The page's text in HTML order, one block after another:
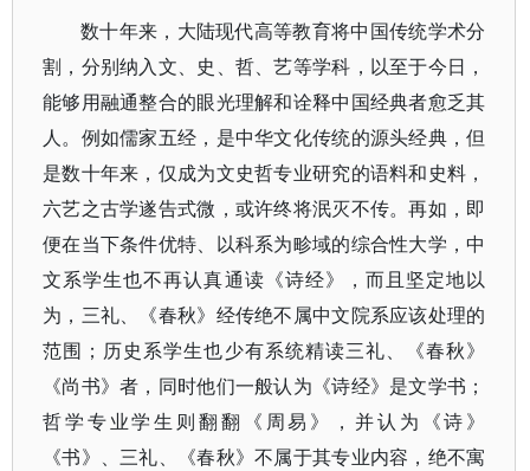
数十年来，大陆现代高等教育将中国传统学术分
割，分别纳入文、史、哲、艺等学科，以至于今日，
能够用融通整合的眼光理解和诠释中国经典者愈乏其
人。例如儒家五经，是中华文化传统的源头经典，但
是数十年来，仅成为文史哲专业研究的语料和史料，
六艺之古学遂告式微，或许终将泯灭不传。再如，即
便在当下条件优特、以科系为畛域的综合性大学，中
文系学生也不再认真通读《诗经》，而且坚定地以
为，三礼、《春秋》经传绝不属中文院系应该处理的
范围；历史系学生也少有系统精读三礼、《春秋》
《尚书》者，同时他们一般认为《诗经》是文学书；
哲学专业学生则翻翻《周易》，并认为《诗》
《书》、三礼、《春秋》不属于其专业内容，绝不寓